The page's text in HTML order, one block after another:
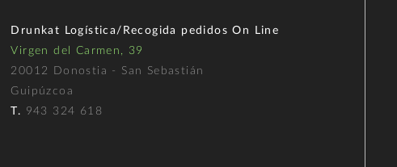
Drunkat Logística/Recogida pedidos On Line
Virgen del Carmen, 39
20012 Donostia - San Sebastián
Guipúzcoa
T. 943 324 618